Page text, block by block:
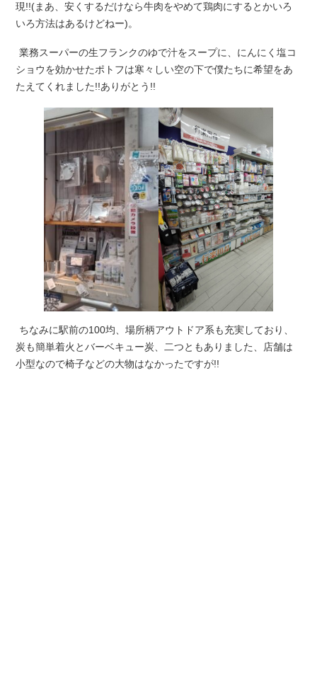
現!!(まあ、安くするだけなら牛肉をやめて鶏肉にするとかいろ
いろ方法はあるけどねー)。
業務スーパーの生フランクのゆで汁をスープに、にんにく塩コ
ショウを効かせたポトフは寒々しい空の下で僕たちに希望をあ
たえてくれました!!ありがとう!!
ちなみに駅前の100均、場所柄アウトドア系も充実しており、
炭も簡単着火とバーベキュー炭、二つともありました、店舗は
小型なので椅子などの大物はなかったですが!!